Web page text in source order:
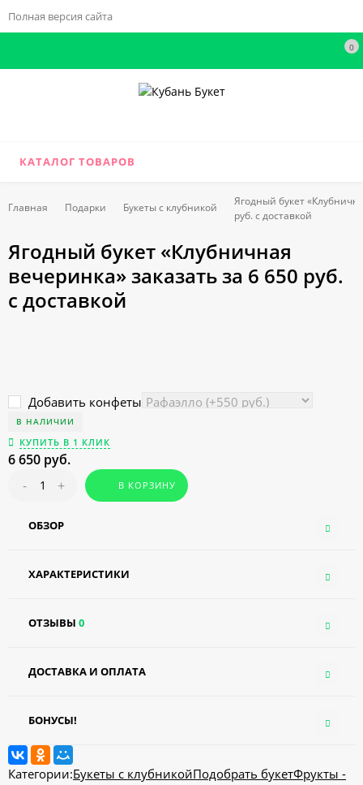
Полная версия сайта
0
КАТАЛОГ ТОВАРОВ
Главная Подарки Букеты с клубникой
Ягодный букет
руб. с доставкой
Ягодный букет «Клубничная
вечеринка» заказать за 6 650 руб.
с доставкой
Добавить конфеты
В НАЛИЧИИ
КУПИТЬ В 1 КЛИК
6 650 руб.
-
+ В КОРЗИНУ
ОБЗОР
ХАРАКТЕРИСТИКИ
ОТЗЫВЫ 0
ДОСТАВКА И ОПЛАТА
БОНУСЫ!
Категории:Букеты с клубникойПодобрать букетФрукты -